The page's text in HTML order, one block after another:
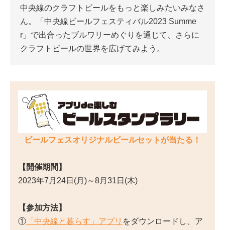
中央線のクラフトビールをもっと楽しみたいみなさ
ん。「中央線ビールフェスティバル2023 Summe
r」で出合ったブルワリーめぐりを通じて、さらに
クラフトビールの世界を広げてみよう。
ビールフェスオリジナルビールセットが当たる！
【開催期間】
2023年7月24日(月)～8月31日(木)
【参加方法】
① 「中央線と暮らす」アプリ をダウンロードし、ア